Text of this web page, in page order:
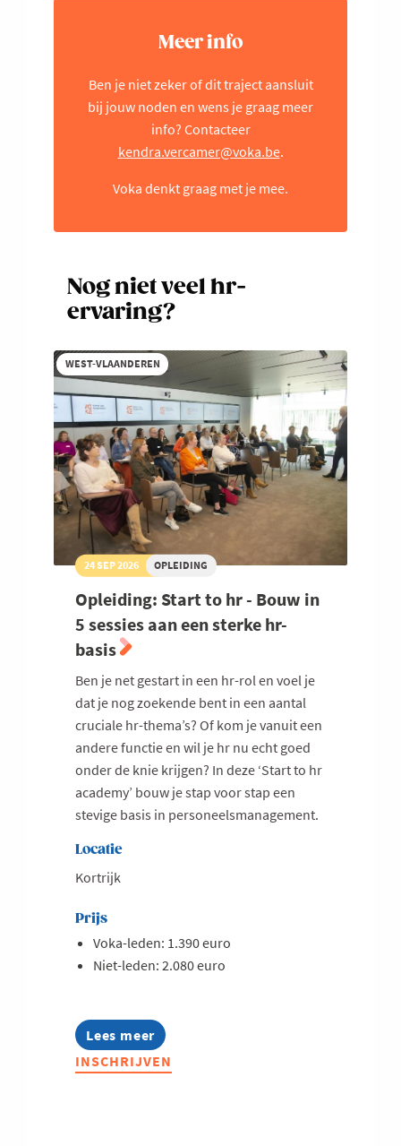
Meer info
Ben je niet zeker of dit traject aansluit
bij jouw noden en wens je graag meer
info? Contacteer
kendra.vercamer@voka.be.
Voka denkt graag met je mee.
Nog niet veel hr-
ervaring?
WEST-VLAANDEREN
24 SEP 2026 OPLEIDING
Opleiding: Start to hr - Bouw in
5 sessies aan een sterke hr-
basis
Ben je net gestart in een hr-rol en voel je
dat je nog zoekende bent in een aantal
cruciale hr-thema’s? Of kom je vanuit een
andere functie en wil je hr nu echt goed
onder de knie krijgen? In deze ‘Start to hr
academy’ bouw je stap voor stap een
stevige basis in personeelsmanagement.
Locatie
Kortrijk
Prijs
Voka-leden: 1.390 euro
Niet-leden: 2.080 euro
Lees meer
about
Opleiding:
Start
INSCHRIJVEN